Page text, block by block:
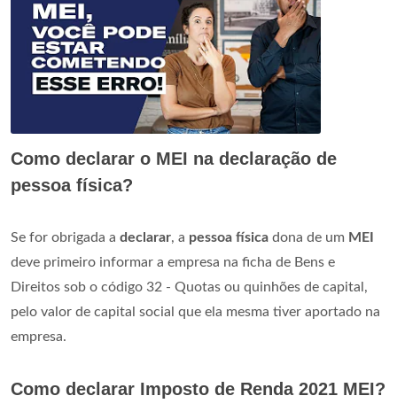
Como declarar o MEI na declaração de
pessoa física?
Se for obrigada a declarar, a pessoa física dona de um MEI
deve primeiro informar a empresa na ficha de Bens e
Direitos sob o código 32 - Quotas ou quinhões de capital,
pelo valor de capital social que ela mesma tiver aportado na
empresa.
Como declarar Imposto de Renda 2021 MEI?